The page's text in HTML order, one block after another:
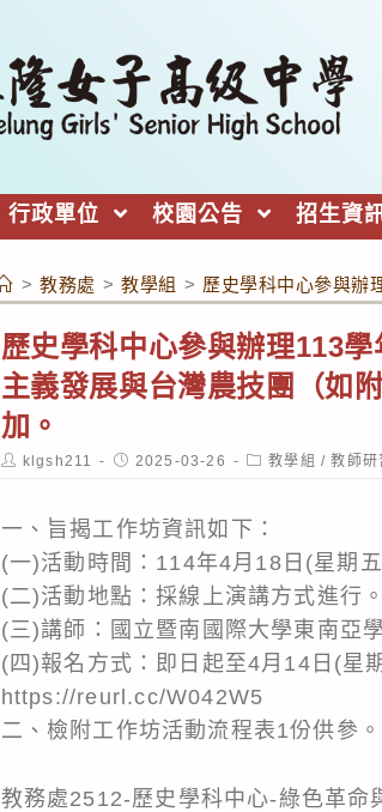
行政單位 校園公告 招生資
> 教務處 > 教學組 > 歷史學科中心參與辦
歷史學科中心參與辦理113
主義發展與台灣農技團（如
加。
Post
author:
klgsh211
Post
published:
2025-03-26
Post
category:
教學組 / 教師研
一、旨揭工作坊資訊如下：
(一)活動時間：114年4月18日(星期
(二)活動地點：採線上演講方式進行。
(三)講師：國立暨南國際大學東南亞
(四)報名方式：即日起至4月14日(星
https://reurl.cc/W042W5
二、檢附工作坊活動流程表1份供參。
教務處2512-歷史學科中心-綠色革命